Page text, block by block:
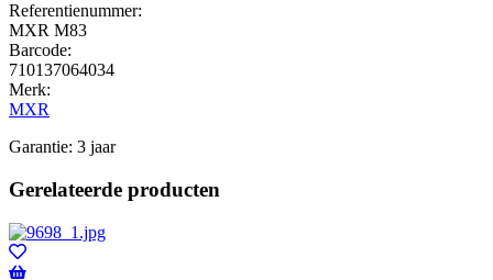
Referentienummer:
MXR M83
Barcode:
710137064034
Merk:
MXR
Garantie: 3 jaar
Gerelateerde producten